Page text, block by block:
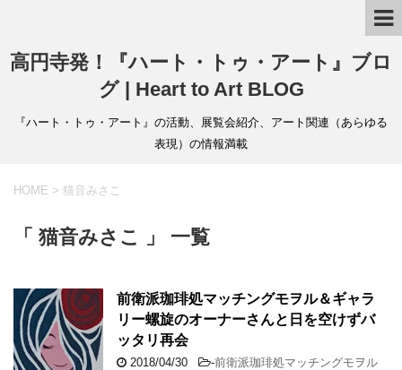
高円寺発！『ハート・トゥ・アート』ブロ
グ | Heart to Art BLOG
『ハート・トゥ・アート』の活動、展覧会紹介、アート関連（あらゆる
表現）の情報満載
HOME > 猫音みさこ
「 猫音みさこ 」 一覧
前衛派珈琲処マッチングモヲル＆ギャラ
リー螺旋のオーナーさんと日を空けずバ
ッタリ再会
2018/04/30 -前衛派珈琲処マッチングモヲル